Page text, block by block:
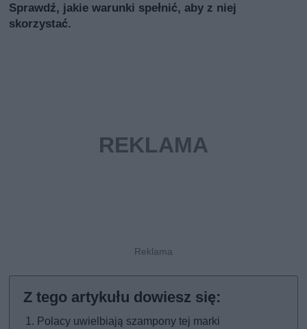
Sprawdź, jakie warunki spełnić, aby z niej
skorzystać.
Polacy uwielbiają szampony tej marki